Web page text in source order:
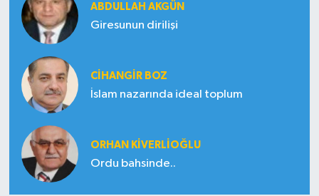
ABDULLAH AKGÜN
Giresunun dirilişi
CIHANGIR BOZ
İslam nazarında ideal toplum
ORHAN KIVERLIOĞLU
Ordu bahsinde..